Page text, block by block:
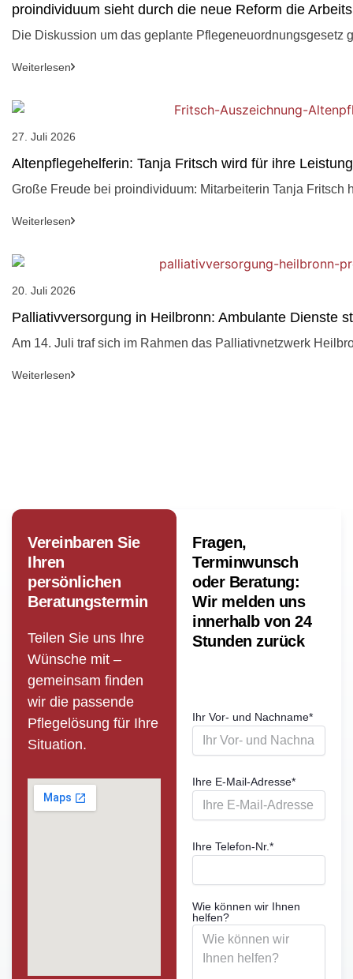
proindividuum sieht durch die neue Reform die
Die Diskussion um das geplante Pflegeneuordnungsgesetz
Weiterlesen
27. Juli 2026
Altenpflegehelferin: Tanja Fritsch wird für ihre
Große Freude bei proindividuum: Mitarbeiterin Tanja Fritsch
Weiterlesen
20. Juli 2026
Palliativversorgung in Heilbronn: Ambulante Dienste
Am 14. Juli traf sich im Rahmen das Palliativnetzwerk
Weiterlesen
Vereinbaren Sie
Ihren
persönlichen
Beratungstermin
Teilen Sie uns Ihre
Wünsche mit –
gemeinsam finden
wir die passende
Pflege­lösung für Ihre
Situation.
Fragen,
Terminwunsch
oder Beratung:
Wir melden uns
innerhalb von 24
Stunden zurück
Ihr Vor- und Nachname*
Ihre E-Mail-Adresse*
Ihre Telefon-Nr.*
Wie können wir Ihnen
helfen?